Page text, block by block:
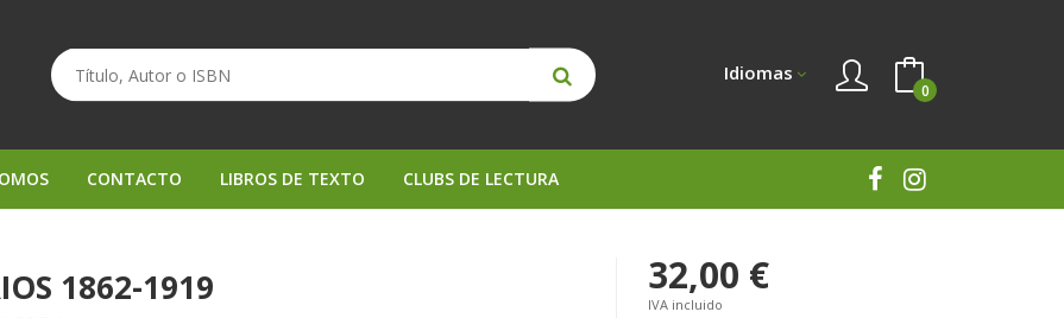
Idiomas
0
CONTACTO LIBROS DE TEXTO CLUBS DE LECTURA
1862-1919 32,00 €
IVA incluido